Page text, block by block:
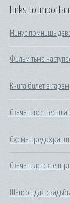
Links to
Минус помнишь
Фильм тьма
Книга билет в гарем
Скачать все песни
Схема
Скачать детские
Шансон для